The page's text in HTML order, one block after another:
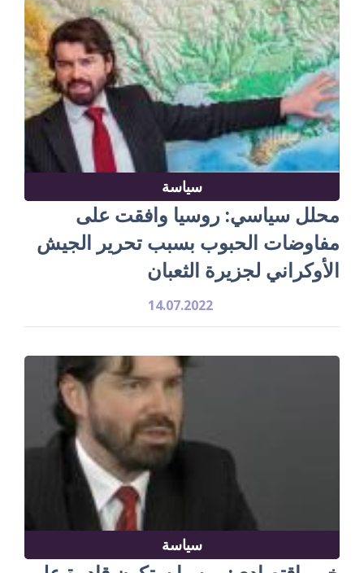
سياسة
محلل سياسي: روسيا وافقت على
مفاوضات الحبوب بسبب تحرير الجيش
الأوكراني لجزيرة الثعبان
14.07.2022
سياسة